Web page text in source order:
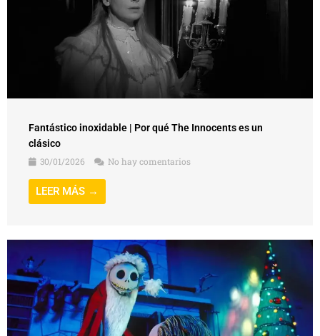
Fantástico inoxidable | Por qué The Innocents es un
clásico
30/01/2026
No hay comentarios
LEER MÁS →